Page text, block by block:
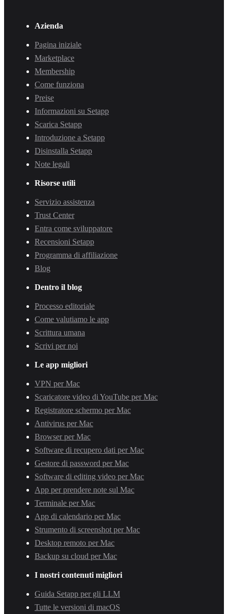
Azienda
Pagina iniziale
Marketplace
Membership
Come funziona
Preise
Informazioni su Setapp
Scarica Setapp
Introduzione a Setapp
Disinstalla Setapp
Note legali
Risorse utili
Servizio assistenza
Trust Center
Entra come sviluppatore
Recensioni Setapp
Programma di affiliazione
Blog
Dentro il blog
Processo editoriale
Come valutiamo le app
Scrittura umana
Scrivi per noi
Le app migliori
VPN per Mac
Scaricatore video di YouTube per Mac
Registratore schermo per Mac
Antivirus per Mac
Browser per Mac
Software di recupero dati per Mac
Gestore di password per Mac
Software di editing video per Mac
App per prendere note sul Mac
Terminale per Mac
App di calendario per Mac
Strumento di screenshot per Mac
Desktop remoto per Mac
Backup su cloud per Mac
I nostri contenuti migliori
Guida Setapp per gli LLM
Tutte le versioni di macOS